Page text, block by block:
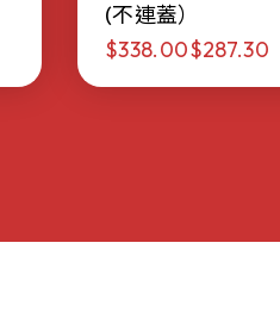
(不連蓋）
$338.00$287.30